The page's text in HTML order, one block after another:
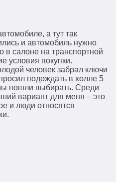
а тут так
и автомобиль нужно
в салоне на транспортной
условия покупки.
человек забрал ключи
подождать в холле 5
пошли выбирать. Среди
вариант для меня – это
и люди относятся